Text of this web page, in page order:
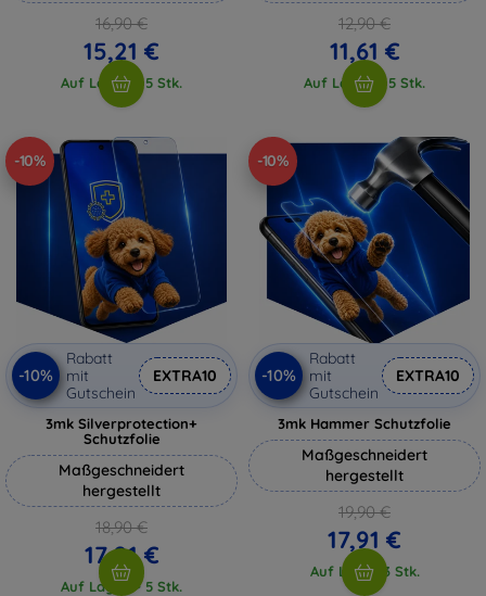
16,90 €
15,21 €
Auf Lager > 5 Stk.
12,90 €
11,61 €
Auf Lager > 5 Stk.
-10%
-10%
Rabatt
mit
Gutschein
EXTRA10
3mk Silverprotection+
Schutzfolie
Maßgeschneidert
hergestellt
18,90 €
17,01 €
Auf Lager > 5 Stk.
-10%
-10%
Rabatt
mit
Gutschein
EXTRA10
3mk Hammer Schutzfolie
Maßgeschneidert
hergestellt
19,90 €
17,91 €
Auf Lager 3 Stk.